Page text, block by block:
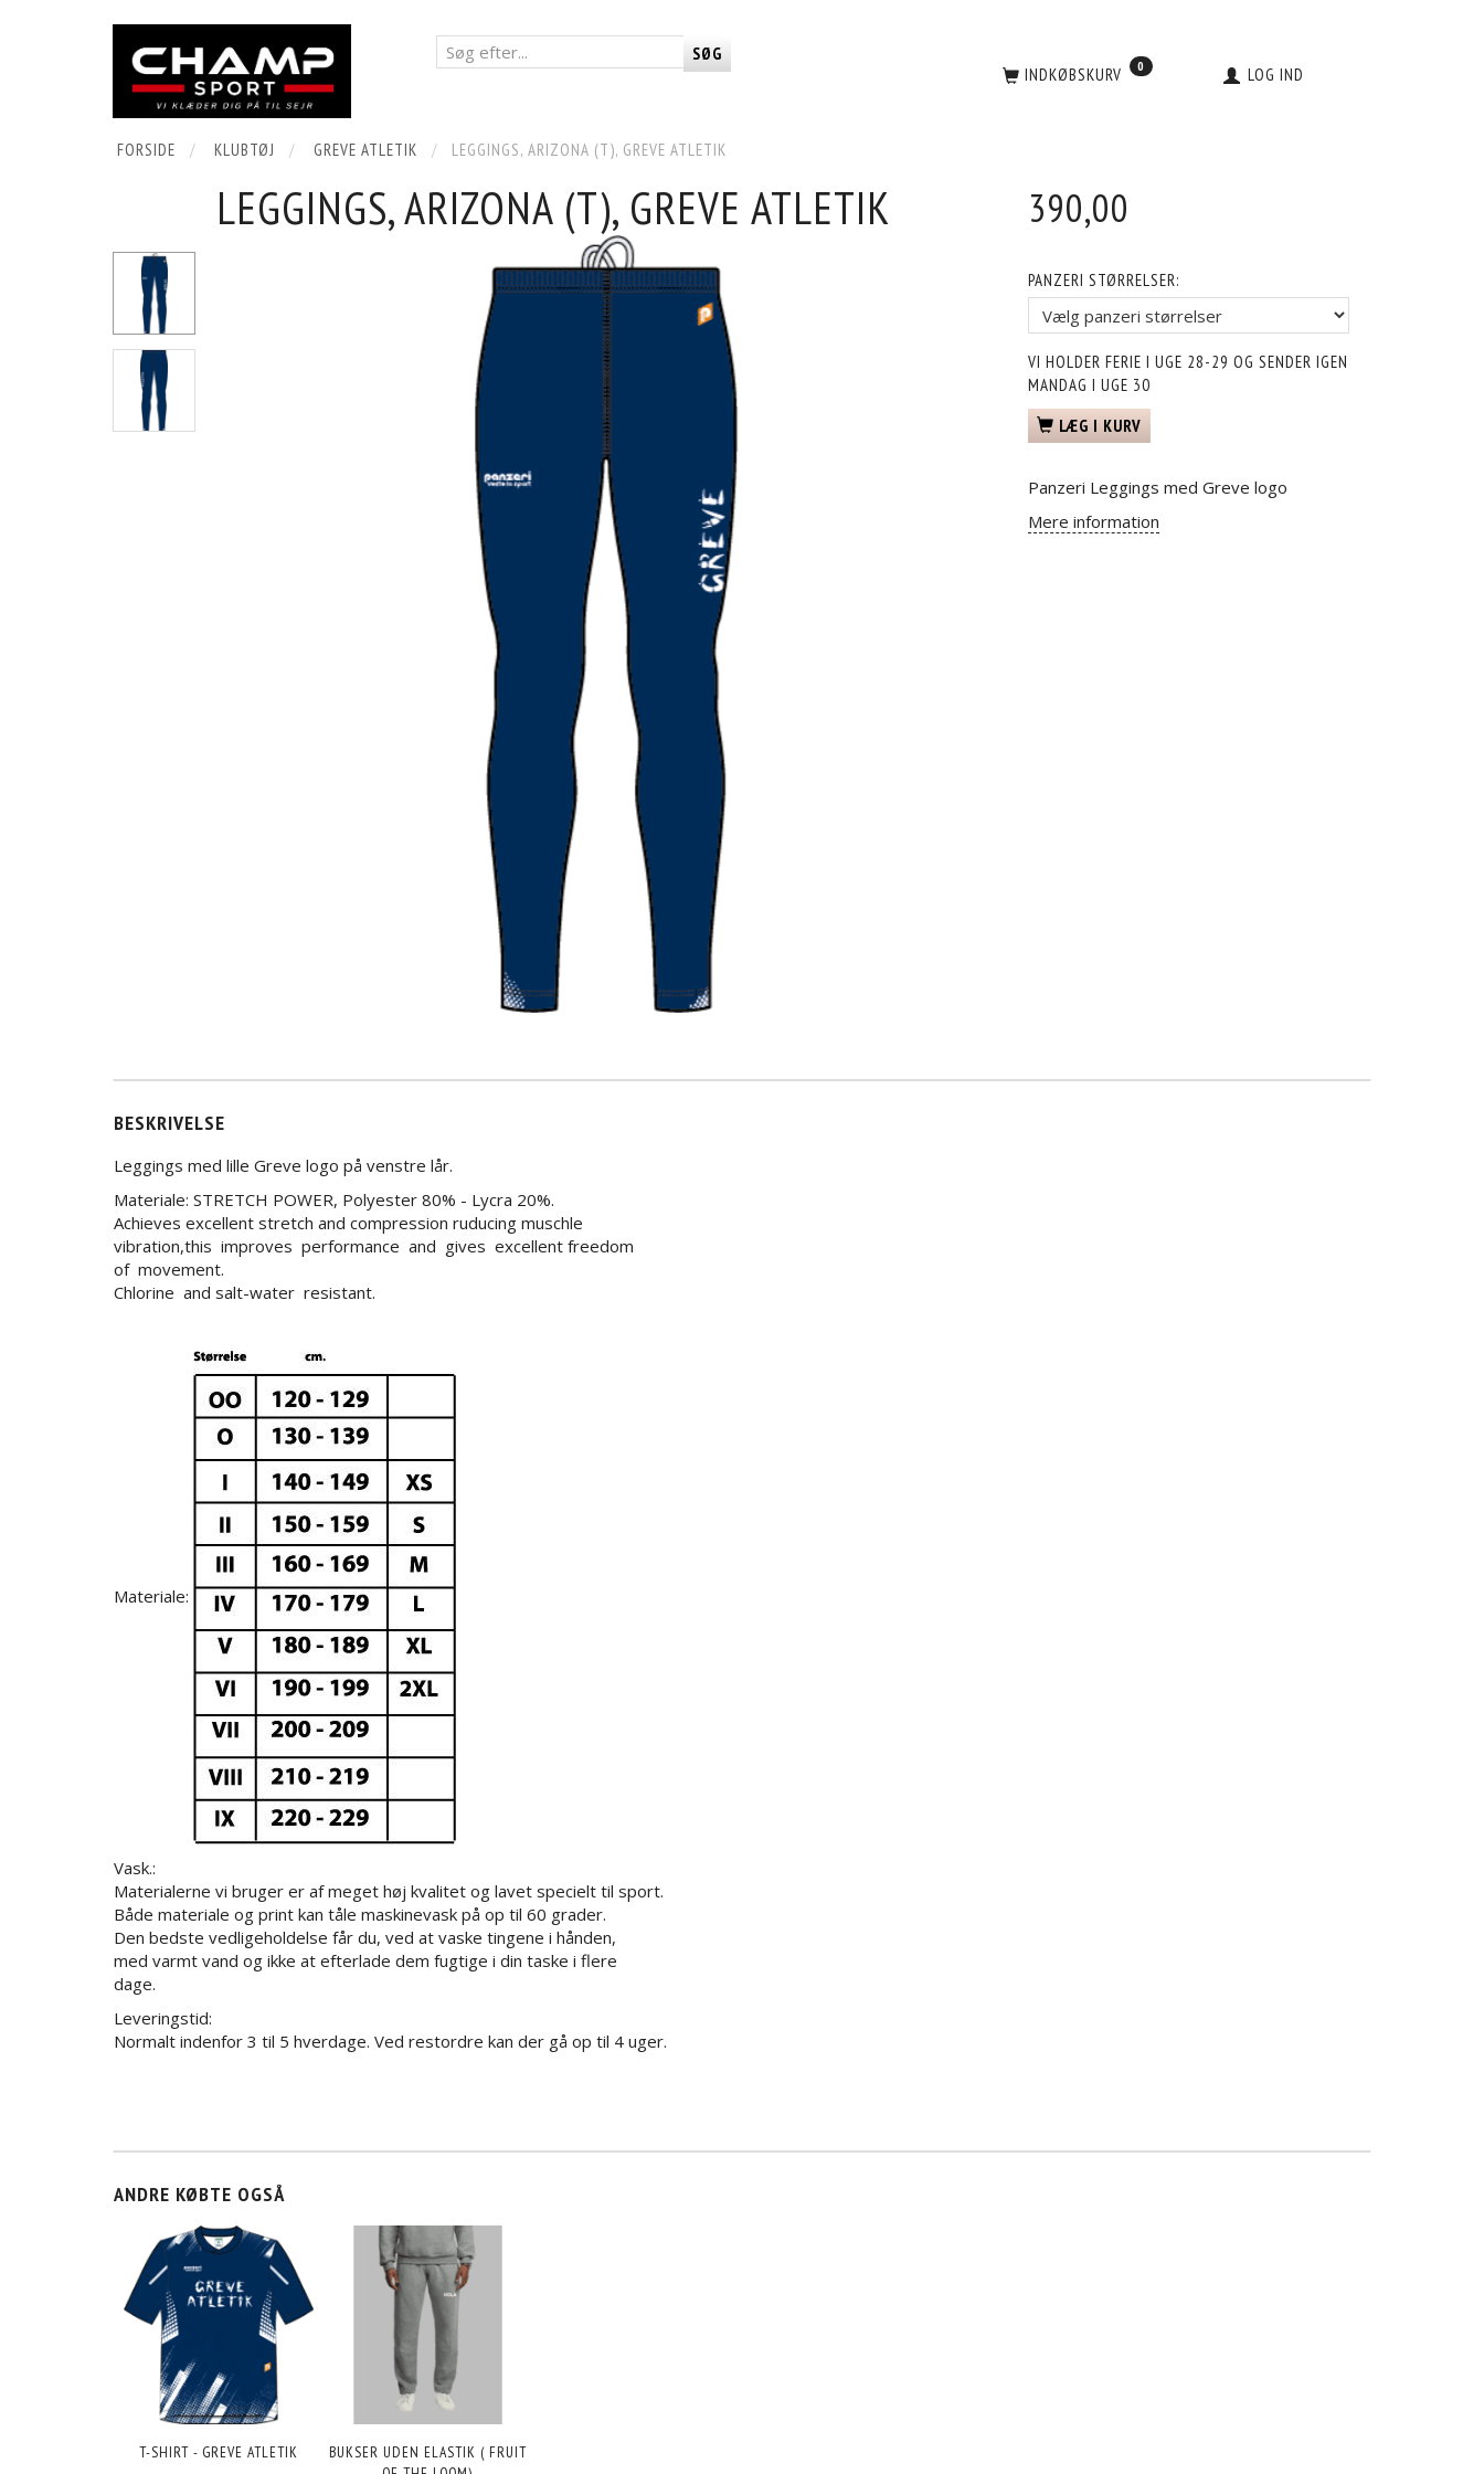
SØG
INDKØBSKURV
0 LOG IND
FORSIDE KLUBTØJ GREVE ATLETIK LEGGINGS, ARIZONA (T), GREVE ATLETIK
LEGGINGS, ARIZONA (T), GREVE ATLETIK 390,00
PANZERI STØRRELSER:
VI HOLDER FERIE I UGE 28-29 OG SENDER IGEN
MANDAG I UGE 30
LÆG I KURV
Panzeri Leggings med Greve logo
Mere information
BESKRIVELSE
Leggings med lille Greve logo på venstre lår.
Materiale: STRETCH POWER, Polyester 80% - Lycra 20%.
Achieves excellent stretch and compression ruducing muschle
vibration,this improves performance and gives excellent freedom
of movement.
Chlorine and salt-water resistant.
Materiale:
Vask.:
Materialerne vi bruger er af meget høj kvalitet og lavet specielt til sport.
Både materiale og print kan tåle maskinevask på op til 60 grader.
Den bedste vedligeholdelse får du, ved at vaske tingene i hånden,
med varmt vand og ikke at efterlade dem fugtige i din taske i flere
dage.
Leveringstid:
Normalt indenfor 3 til 5 hverdage. Ved restordre kan der gå op til 4 uger.
ANDRE KØBTE OGSÅ
T-SHIRT - GREVE ATLETIK
BUKSER UDEN ELASTIK ( FRUIT